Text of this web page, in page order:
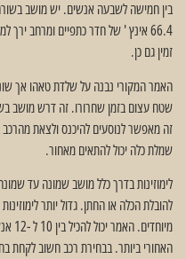
66.4 אינץ ' של חדר כתפיים ומרחב
זמין גם כן.
שטח עצום בזמן שחרורו. זה דרש מושב
זה מאפשר לנוסעים להיכנס ולצאת מהרכב
שמלת כלה יכול להתאים מאחור.
לימוזינות בדרך כלל מושב שמונה עד
להובלת הכלה או החתן. גדול יותר
האחורי ביותר. בבחירת רכב חשוב לקחת